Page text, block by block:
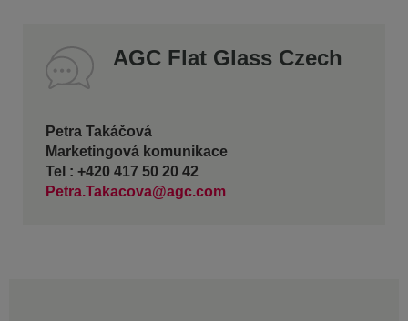
AGC Flat Glass Czech
Petra Takáčová
Marketingová komunikace
Tel : +420 417 50 20 42
Petra.Takacova@agc.com